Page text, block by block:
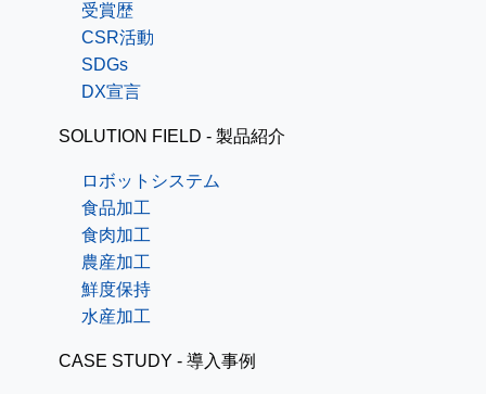
受賞歴
CSR活動
SDGs
DX宣言
SOLUTION FIELD - 製品紹介
ロボットシステム
食品加工
食肉加工
農産加工
鮮度保持
水産加工
CASE STUDY - 導入事例